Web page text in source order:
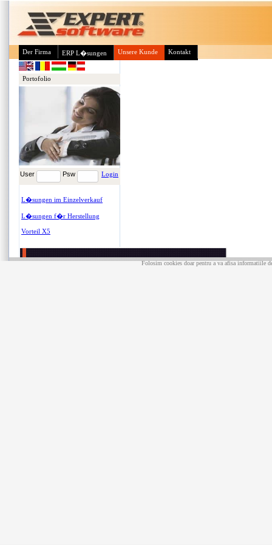
Der Firma ERP L�sungen Unsere Kunde Kontakt
Portofolio
User Psw Login
L�sungen im Einzelverkauf
L�sungen f�r Herstellung
Vorteil X5
Folosim cookies doar pentru a va afisa informatiile